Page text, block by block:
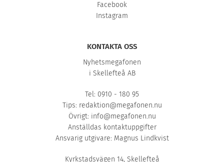
Facebook
Instagram
KONTAKTA OSS
Nyhetsmegafonen
i Skellefteå AB
Tel: 0910 - 180 95
Tips: redaktion@megafonen.nu
Övrigt: info@megafonen.nu
Anställdas kontaktuppgifter
Ansvarig utgivare: Magnus Lindkvist
Kyrkstadsvägen 14, Skellefteå